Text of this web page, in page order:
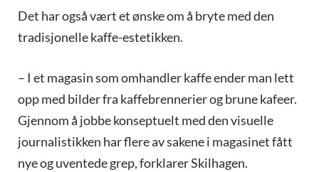
Det har også vært et ønske om å bryte med den
tradisjonelle kaffe-estetikken.
– I et magasin som omhandler kaffe ender man lett
opp med bilder fra kaffebrennerier og brune kafeer.
Gjennom å jobbe konseptuelt med den visuelle
journalistikken har flere av sakene i magasinet fått
nye og uventede grep, forklarer Skilhagen.